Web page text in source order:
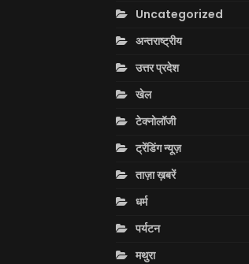
Uncategorized
अन्तराष्ट्रीय
उत्तर प्रदेश
खेल
टेक्नोलॉजी
ट्रेंडिंग न्यूज़
ताज़ा ख़बरें
धर्म
पर्यटन
मथुरा